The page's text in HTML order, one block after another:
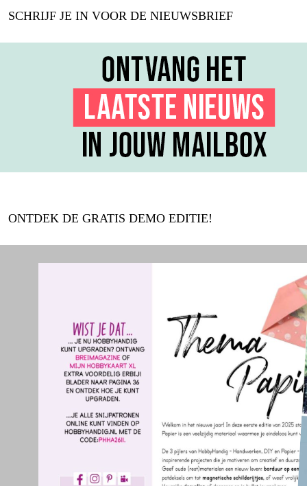
SCHRIJF JE IN VOOR DE NIEUWSBRIEF
ONTDEK DE GRATIS DEMO EDITIE!